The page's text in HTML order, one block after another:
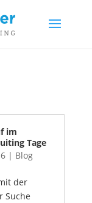
im
Tage
| Blog
der
Suche